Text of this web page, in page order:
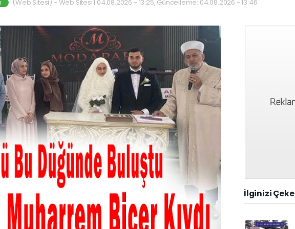
(Web Sitesi) - Web Sitesi | 04.08.2026 - 13:25, Güncelleme: 04.08.2026 - 13:46
İlginizi